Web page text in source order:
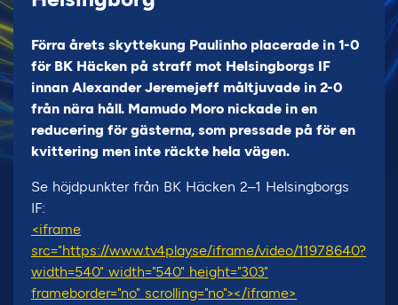
Förra årets skyttekung Paulinho placerade in 1-0
för BK Häcken på straff mot Helsingborgs IF
innan Alexander Jeremejeff måltjuvade in 2-0
från nära håll. Mamudo Moro nickade in en
reducering för gästerna, som pressade på för en
kvittering men inte räckte hela vägen.
Se höjdpunkter från BK Häcken 2–1 Helsingborgs
IF:
<iframe
src="https://www.tv4play.se/iframe/video/11978640?
width=540" width="540" height="303"
frameborder="no" scrolling="no"></iframe>